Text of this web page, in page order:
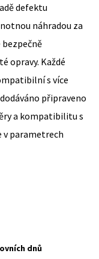
defektu
náhradou za
opravy. Každé
s více
připraveno
a kompatibilitu s
parametrech
dnů